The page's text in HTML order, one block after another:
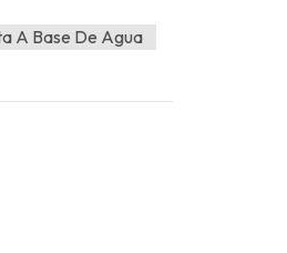
A Base De Agua